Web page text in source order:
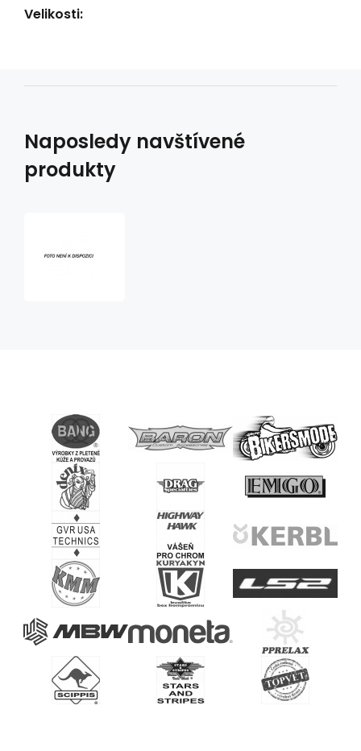
Velikosti:
Naposledy navštívené
produkty